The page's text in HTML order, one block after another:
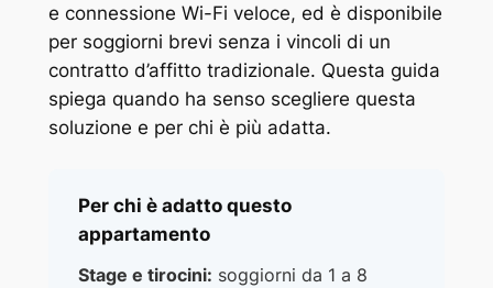
e connessione Wi-Fi veloce, ed è disponibile
per soggiorni brevi senza i vincoli di un
contratto d’affitto tradizionale. Questa guida
spiega quando ha senso scegliere questa
soluzione e per chi è più adatta.
Per chi è adatto questo
appartamento
Stage e tirocini: soggiorni da 1 a 8